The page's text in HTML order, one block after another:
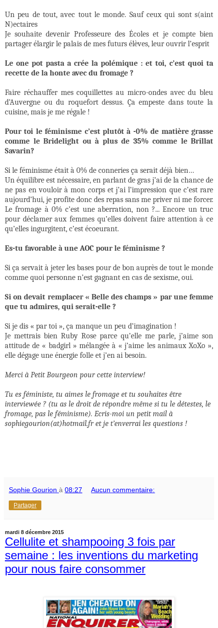
Un peu de tout, avec tout le monde. Sauf ceux qui sont s(aint
N)ectaires
Je souhaite devenir Professeure des Écoles et je compte bien
partager élargir le palais de mes futurs élèves, leur ouvrir l’esprit
Le one pot pasta a crée la polémique : et toi, c’est quoi ta
recette de la honte avec du fromage ?
Faire réchauffer mes coquillettes au micro-ondes avec du bleu
d’Auvergne ou du roquefort dessus. Ça empeste dans toute la
cuisine, mais je me régale !
Pour toi le féminisme c’est plutôt à -0% de matière grasse
comme le Bridelight ou à plus de 35% comme le Brillat
Savarin?
Si le féminisme était à 0% de conneries ça serait déjà bien…
Un équilibre est nécessaire, en parlant de gras j’ai de la chance de
ne pas en vouloir à mon corps et j’ai l’impression que c’est rare
aujourd’hui, je profite donc des repas sans me priver ni me forcer.
Le fromage à 0% c’est une aberration, non ?... Encore un truc
pour déclamer aux femmes qu’elles doivent faire attention à ce
qu’elles ingurgitent, c’est écoeurant.
Es-tu favorable à une AOC pour le féminisme ?
Si ça servait à jeter les bases pour de bon auprès de tout le monde
comme quoi personne n’est gagnant en cas de sexisme, oui.
Si on devait remplacer « Belle des champs » par une femme
que tu admires, qui serait-elle ?
Si je dis « par toi », ça manque un peu d’imagination !
Je mettrais bien Ruby Rose parce qu’elle me parle, j’aime son
attitude de « badgirl » mélangée à « j’aime les animaux XoXo »,
elle dégage une énergie folle et j’en ai besoin.
Merci à Petit Bourgeon pour cette interview!
Tu es féministe, tu aimes le fromage et tu souhaites être
interviewée ? (tu as le droit de répondre même si tu le détestes, le
fromage, pas le féminisme). Ecris-moi un petit mail à
sophiegourion(at)hotmail.fr et je t’enverrai les questions !
Sophie Gourion à 08:27 Aucun commentaire:
Partager
mardi 8 décembre 2015
Cellulite et shampooing 3 fois par
semaine : les inventions du marketing
pour nous faire consommer